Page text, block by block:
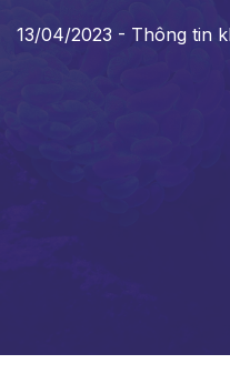
13/04/2023 - Thông tin